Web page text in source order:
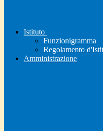
Istituto
Funzionigramma
Regolamento
Amministrazione